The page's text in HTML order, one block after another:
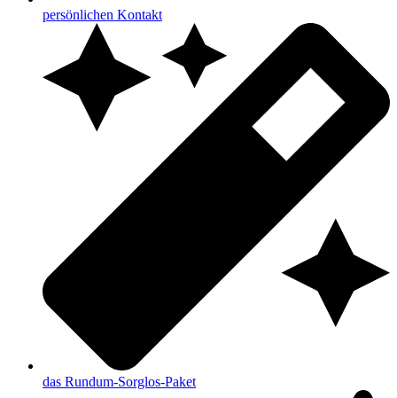
persönlichen Kontakt
das Rundum-Sorglos-Paket